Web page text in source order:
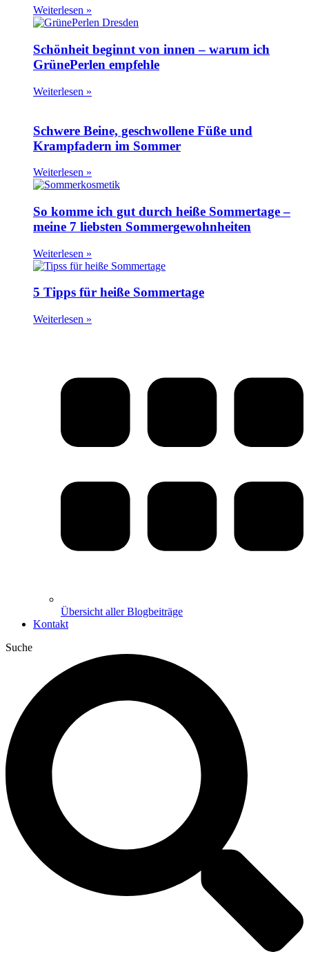
Weiterlesen »
Schönheit beginnt von innen – warum ich
GrünePerlen empfehle
Weiterlesen »
Schwere Beine, geschwollene Füße und
Krampfadern im Sommer
Weiterlesen »
So komme ich gut durch heiße Sommertage –
meine 7 liebsten Sommergewohnheiten
Weiterlesen »
5 Tipps für heiße Sommertage
Weiterlesen »
Übersicht aller Blogbeiträge
Kontakt
Suche